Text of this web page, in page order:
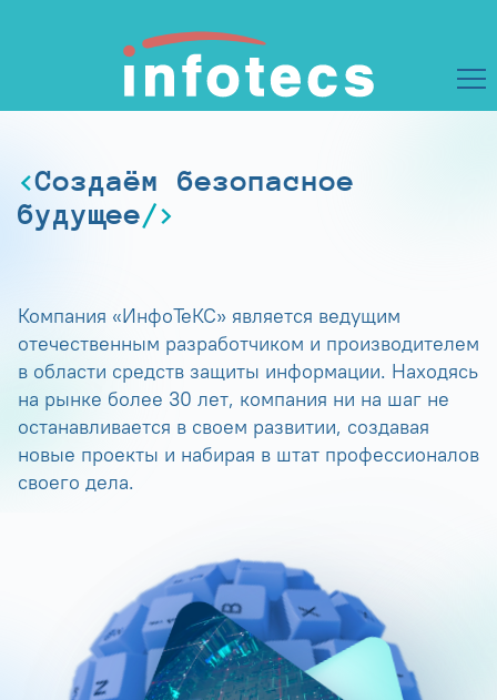
Создаём безопасное
будущее
Компания «ИнфоТеКС» является ведущим
отечественным разработчиком и производителем
в области средств защиты информации. Находясь
на рынке более 30 лет, компания ни на шаг не
останавливается в своем развитии, создавая
новые проекты и набирая в штат профессионалов
своего дела.